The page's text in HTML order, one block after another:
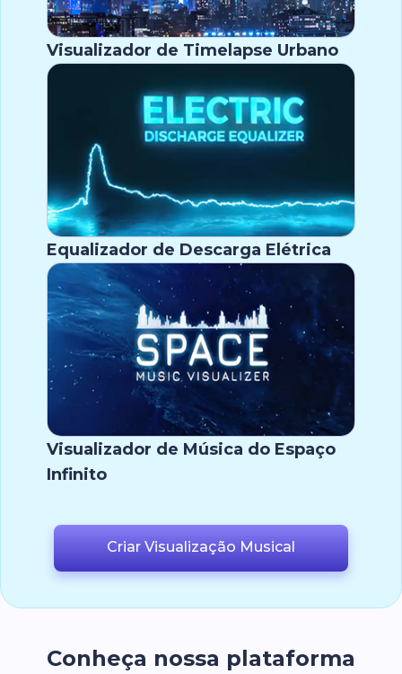
Visualizador de Timelapse Urbano
Equalizador de Descarga Elétrica
Visualizador de Música do Espaço
Infinito
Criar Visualização Musical
Conheça nossa plataforma